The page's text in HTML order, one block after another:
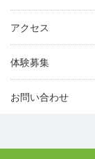
アクセス
体験募集
お問い合わせ